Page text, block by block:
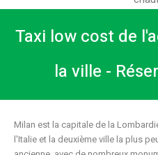
Taxi low cost de
la ville -
Milan est la capitale de la
l'Italie et la deuxième ville la plus